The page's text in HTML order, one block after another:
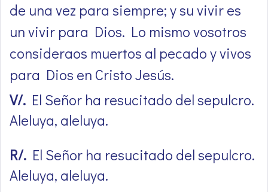
de una vez para siempre; y su vivir es
un vivir para Dios. Lo mismo vosotros
consideraos muertos al pecado y vivos
para Dios en Cristo Jesús.
V/. El Señor ha resucitado del sepulcro.
Aleluya, aleluya.
R/. El Señor ha resucitado del sepulcro.
Aleluya, aleluya.